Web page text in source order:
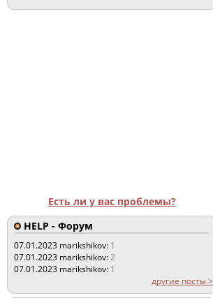
Есть ли у вас проблемы?
HELP - Форум
07.01.2023 marikshikov: 1
07.01.2023 marikshikov:2
07.01.2023 marikshikov: 1
другие посты >